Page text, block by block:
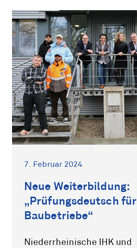
7. Februar 2024
Neue Weiterbildung:
„Prüfungsdeutsch für
Baubetriebe“
Niederrheinische IHK und